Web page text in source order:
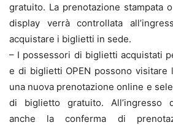
gratuito. La prenotazione stampata
display verrà controllata
acquistare i biglietti in sede.
– I possessori di biglietti acquistati
e di biglietti OPEN possono visitare
una nuova prenotazione online e
di biglietto gratuito. All’ingresso
anche la conferma di